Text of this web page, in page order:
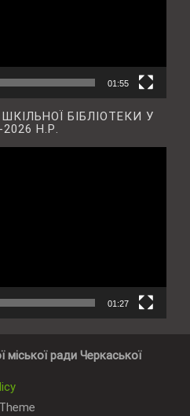
01:55
БІБЛІОТЕКИ У
2026 Н.Р.
01:27
ради Черкаської
Theme